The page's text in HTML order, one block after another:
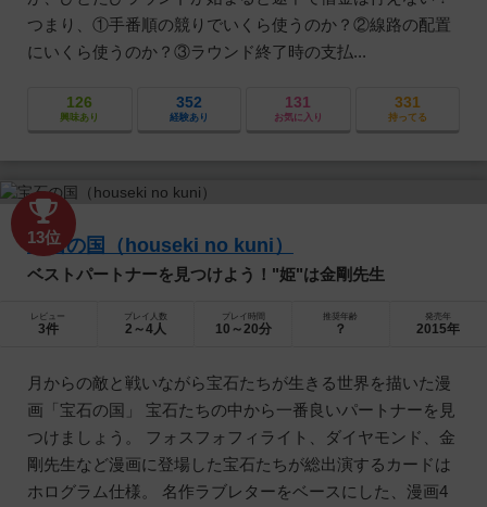
つまり、①手番順の競りでいくら使うのか？②線路の配置
にいくら使うのか？③ラウンド終了時の支払...
126
興味あり
352
経験あり
131
お気に入り
331
持ってる
13位
宝石の国（houseki no kuni）
ベストパートナーを見つけよう！"姫"は金剛先生
レビュー
3件
プレイ人数
2～4人
プレイ時間
10～20分
推奨年齢
？
発売年
2015年
月からの敵と戦いながら宝石たちが生きる世界を描いた漫
画「宝石の国」 宝石たちの中から一番良いパートナーを見
つけましょう。 フォスフォフィライト、ダイヤモンド、金
剛先生など漫画に登場した宝石たちが総出演するカードは
ホログラム仕様。 名作ラブレターをベースにした、漫画4